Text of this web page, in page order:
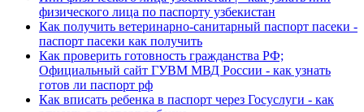
физического лица по паспорту узбекистан
Как получить ветеринарно-санитарный паспорт пасеки -
паспорт пасеки как получить
Как проверить готовность гражданства РФ;
Официальный сайт ГУВМ МВД России - как узнать
готов ли паспорт рф
Как вписать ребенка в паспорт через Госуслуги - как